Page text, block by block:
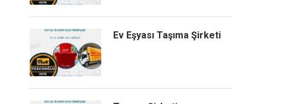
Ev Eşyası Taşıma Şirketi